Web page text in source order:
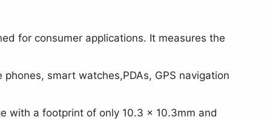
for consumer applications. It measures the
smart watches,PDAs, GPS navigation
with a footprint of only 10.3 × 10.3mm and